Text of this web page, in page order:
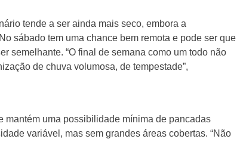
tende a ser ainda mais seco, embora a
sábado tem uma chance bem remota e pode ser que
semelhante. “O final de semana como um todo não
de chuva volumosa, de tempestade”,
mantém uma possibilidade mínima de pancadas
variável, mas sem grandes áreas cobertas. “Não